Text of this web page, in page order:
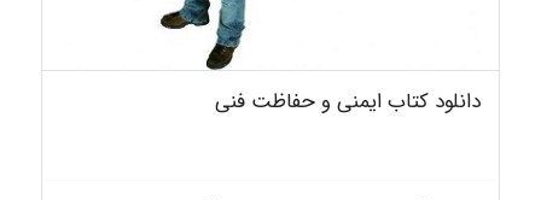
1.00
دانلود کتاب ایمنی و حفاظت فنی